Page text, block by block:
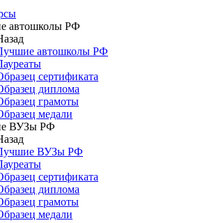
автошколы РФ
автошколы РФ
сертификата
диплома
грамоты
медали
ВУЗы РФ
ВУЗы РФ
сертификата
диплома
грамоты
медали